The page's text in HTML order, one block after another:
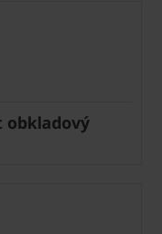
obkladový